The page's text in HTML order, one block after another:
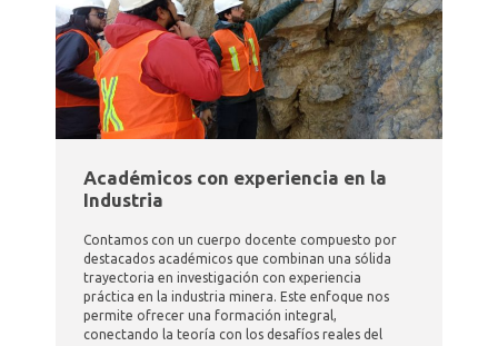
Académicos con experiencia en la
Industria
Contamos con un cuerpo docente compuesto por
destacados académicos que combinan una sólida
trayectoria en investigación con experiencia
práctica en la industria minera. Este enfoque nos
permite ofrecer una formación integral,
conectando la teoría con los desafíos reales del